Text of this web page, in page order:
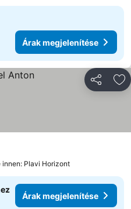
Árak megjelenítése
innen: Plavi Horizont
Árak megjelenítése